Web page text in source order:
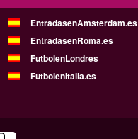
EntradasenAmsterdam.es
EntradasenRoma.es
FutbolenLondres
FutbolenItalia.es